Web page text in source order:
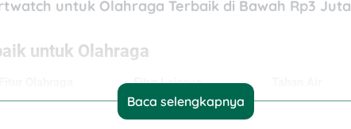
untuk Olahraga Terbaik di Bawah Rp3 Juta
Baca selengkapnya